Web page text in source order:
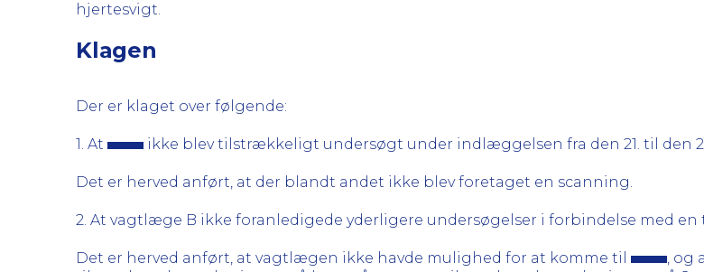
hjertesvigt.
Klagen
Der er klaget over følgende:
1. At ikke blev tilstrækkeligt undersøgt under indlæggelsen fra den 21. til den
Det er herved anført, at der blandt andet ikke blev foretaget en scanning.
2. At vagtlæge B ikke foranledigede yderligere undersøgelser i forbindelse med
Det er herved anført, at vagtlægen ikke havde mulighed for at komme til , og